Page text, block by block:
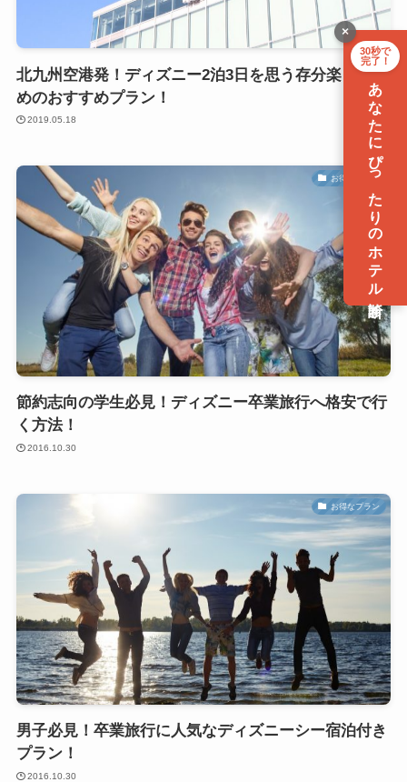
北九州空港発！ディズニー2泊3日を思う存分楽しむた
めのおすすめプラン！
2019.05.18
お得なプラン
節約志向の学生必見！ディズニー卒業旅行へ格安で行
く方法！
2016.10.30
お得なプラン
男子必見！卒業旅行に人気なディズニーシー宿泊付き
プラン！
2016.10.30
×
30秒で
完了！
あなたにぴったりのホテル診断